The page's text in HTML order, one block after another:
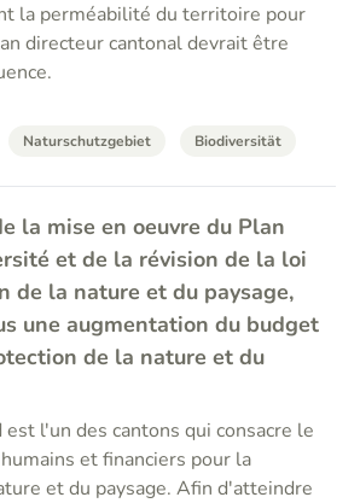
la perméabilité du territoire pour
directeur cantonal devrait être
Naturschutzgebiet Biodiversität
la mise en oeuvre du Plan
et de la révision de la loi
de la nature et du paysage,
une augmentation du budget
de la nature et du
est l'un des cantons qui consacre le
et financiers pour la
et du paysage. Afin d'atteindre